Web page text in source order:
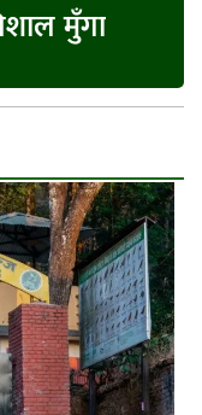
मुँगा